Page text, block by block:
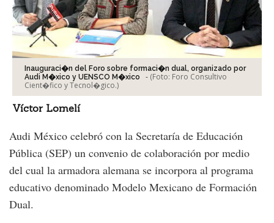
Inauguraci�n del Foro sobre formaci�n dual, organizado por
Audi M�xico y UENSCO M�xico
- (Foto: Foro Consultivo
Cient�fico y Tecnol�gico.)
Víctor Lomelí
Audi México celebró con la Secretaría de Educación
Pública (SEP) un convenio de colaboración por medio
del cual la armadora alemana se incorpora al programa
educativo denominado Modelo Mexicano de Formación
Dual.